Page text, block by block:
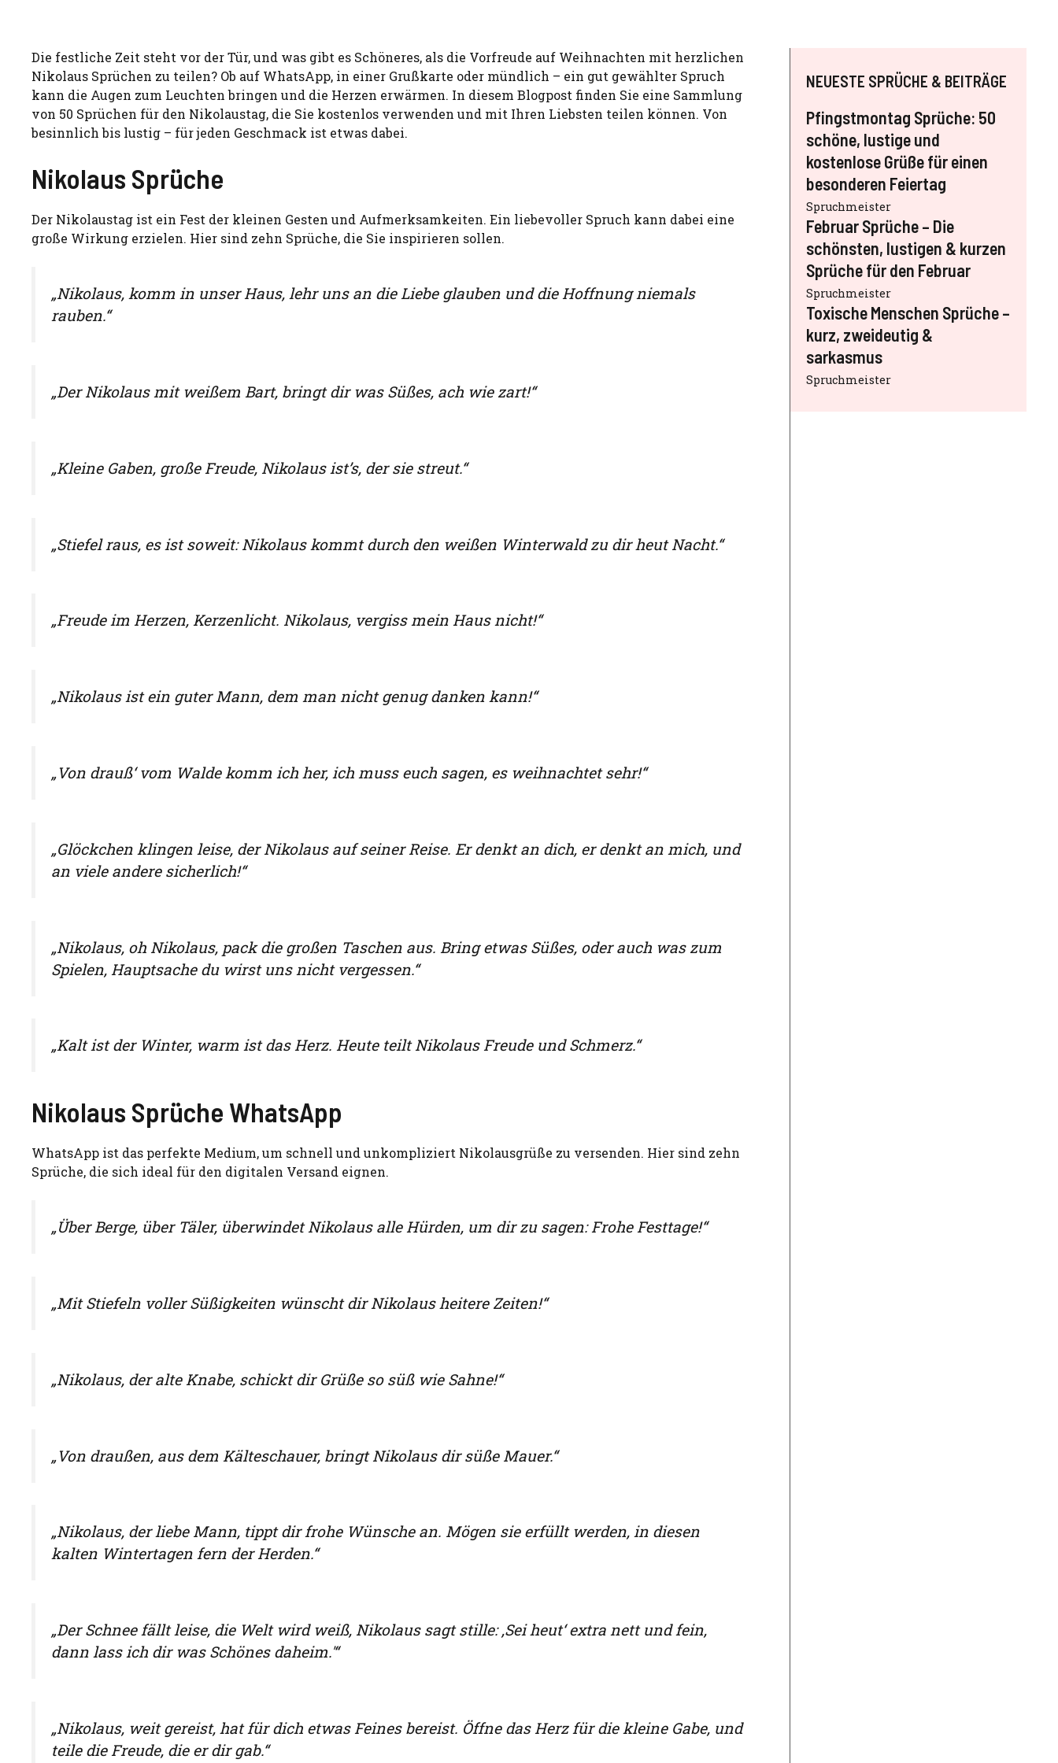
Die festliche Zeit steht vor der Tür, und was gibt es Schöneres, als die Vorfreude auf Weihnachten mit herzlichen
Nikolaus Sprüchen zu teilen? Ob auf WhatsApp, in einer Grußkarte oder mündlich – ein gut gewählter Spruch
kann die Augen zum Leuchten bringen und die Herzen erwärmen. In diesem Blogpost finden Sie eine Sammlung
von 50 Sprüchen für den Nikolaustag, die Sie kostenlos verwenden und mit Ihren Liebsten teilen können. Von
besinnlich bis lustig – für jeden Geschmack ist etwas dabei.
Nikolaus Sprüche
Der Nikolaustag ist ein Fest der kleinen Gesten und Aufmerksamkeiten. Ein liebevoller Spruch kann dabei eine
große Wirkung erzielen. Hier sind zehn Sprüche, die Sie inspirieren sollen.
„Nikolaus, komm in unser Haus, lehr uns an die Liebe glauben und die Hoffnung niemals
rauben.“
„Der Nikolaus mit weißem Bart, bringt dir was Süßes, ach wie zart!“
„Kleine Gaben, große Freude, Nikolaus ist’s, der sie streut.“
„Stiefel raus, es ist soweit: Nikolaus kommt durch den weißen Winterwald zu dir heut Nacht.“
„Freude im Herzen, Kerzenlicht. Nikolaus, vergiss mein Haus nicht!“
„Nikolaus ist ein guter Mann, dem man nicht genug danken kann!“
„Von drauß‘ vom Walde komm ich her, ich muss euch sagen, es weihnachtet sehr!“
„Glöckchen klingen leise, der Nikolaus auf seiner Reise. Er denkt an dich, er denkt an mich, und
an viele andere sicherlich!“
„Nikolaus, oh Nikolaus, pack die großen Taschen aus. Bring etwas Süßes, oder auch was zum
Spielen, Hauptsache du wirst uns nicht vergessen.“
„Kalt ist der Winter, warm ist das Herz. Heute teilt Nikolaus Freude und Schmerz.“
Nikolaus Sprüche WhatsApp
WhatsApp ist das perfekte Medium, um schnell und unkompliziert Nikolausgrüße zu versenden. Hier sind zehn
Sprüche, die sich ideal für den digitalen Versand eignen.
„Über Berge, über Täler, überwindet Nikolaus alle Hürden, um dir zu sagen: Frohe Festtage!“
„Mit Stiefeln voller Süßigkeiten wünscht dir Nikolaus heitere Zeiten!“
„Nikolaus, der alte Knabe, schickt dir Grüße so süß wie Sahne!“
„Von draußen, aus dem Kälteschauer, bringt Nikolaus dir süße Mauer.“
„Nikolaus, der liebe Mann, tippt dir frohe Wünsche an. Mögen sie erfüllt werden, in diesen
kalten Wintertagen fern der Herden.“
„Der Schnee fällt leise, die Welt wird weiß, Nikolaus sagt stille: ‚Sei heut‘ extra nett und fein,
dann lass ich dir was Schönes daheim.'“
„Nikolaus, weit gereist, hat für dich etwas Feines bereist. Öffne das Herz für die kleine Gabe, und
teile die Freude, die er dir gab.“
NEUESTE SPRÜCHE & BEITRÄGE
Pfingstmontag Sprüche: 50
schöne, lustige und
kostenlose Grüße für einen
besonderen Feiertag
Spruchmeister
Februar Sprüche – Die
schönsten, lustigen & kurzen
Sprüche für den Februar
Spruchmeister
Toxische Menschen Sprüche –
kurz, zweideutig &
sarkasmus
Spruchmeister